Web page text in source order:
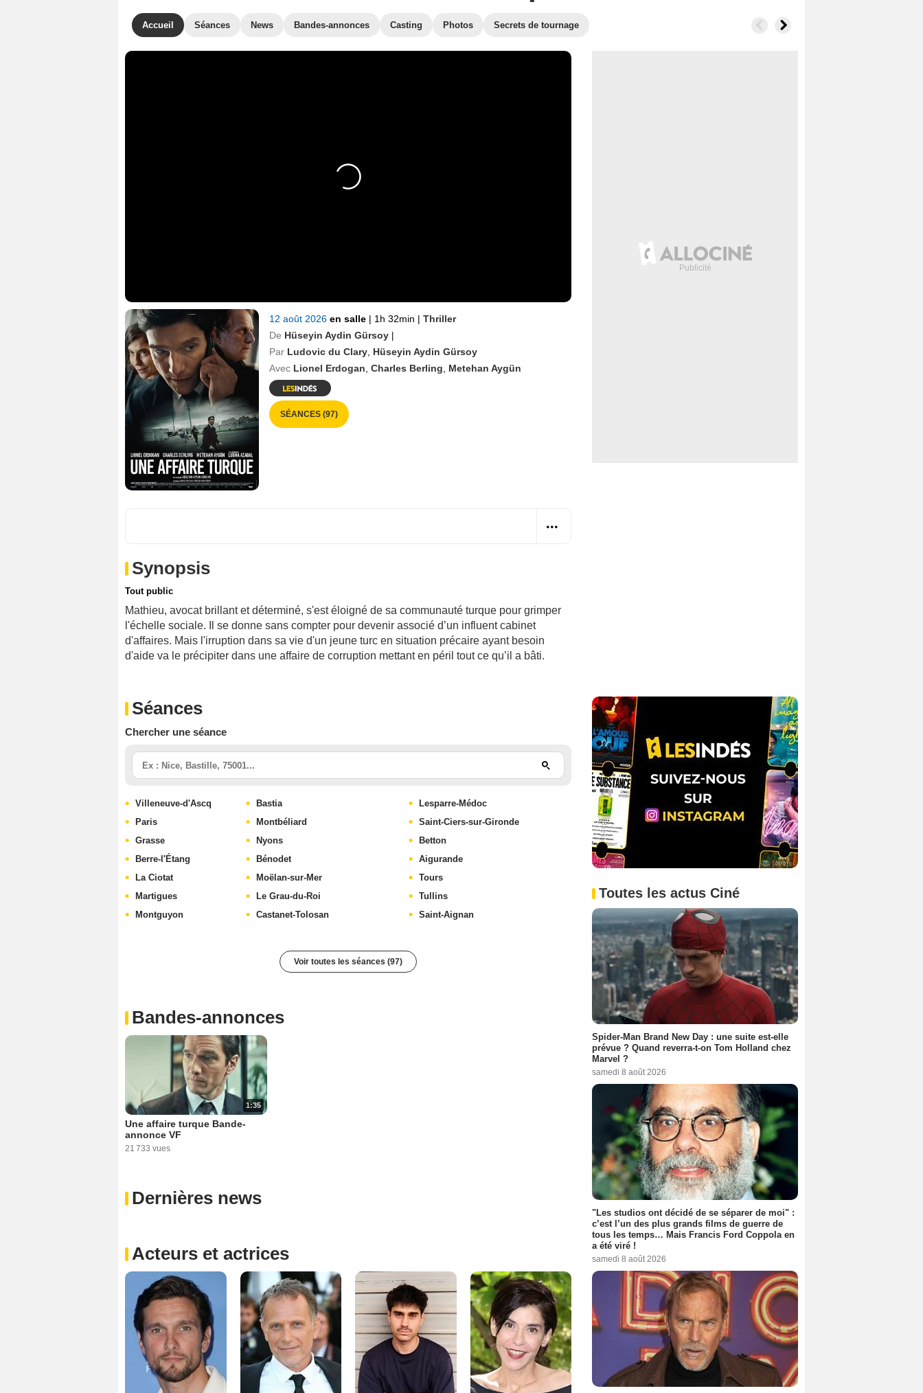
Accueil Séances News Bandes-annonces Casting Photos Secrets de tournage
12 août 2026 en salle | 1h 32min | Thriller
De Hüseyin Aydin Gürsoy |
Par Ludovic du Clary Hüseyin Aydin Gürsoy
Avec Lionel Erdogan Charles Berling Metehan Aygün
SÉANCES (97)
Synopsis
Tout public
Mathieu, avocat brillant et déterminé, s'est éloigné de sa communauté turque pour grimper
l'échelle sociale. Il se donne sans compter pour devenir associé d’un influent cabinet
d'affaires. Mais l'irruption dans sa vie d'un jeune turc en situation précaire ayant besoin
d'aide va le précipiter dans une affaire de corruption mettant en péril tout ce qu’il a bâti.
Séances
Chercher une séance
Villeneuve-d'Ascq
Paris
Grasse
Berre-l'Étang
La Ciotat
Martigues
Montguyon
Bastia
Montbéliard
Nyons
Bénodet
Moëlan-sur-Mer
Le Grau-du-Roi
Castanet-Tolosan
Lesparre-Médoc
Saint-Ciers-sur-Gironde
Betton
Aigurande
Tours
Tullins
Saint-Aignan
Voir toutes les séances (97)
Bandes-annonces
1:35
Une affaire turque Bande-
annonce VF
21 733 vues
Dernières news
Acteurs et actrices
Toutes les actus Ciné
Spider-Man Brand New Day : une suite est-elle
prévue ? Quand reverra-t-on Tom Holland chez
Marvel ?
samedi 8 août 2026
"Les studios ont décidé de se séparer de moi" :
c’est l’un des plus grands films de guerre de
tous les temps… Mais Francis Ford Coppola en
a été viré !
samedi 8 août 2026